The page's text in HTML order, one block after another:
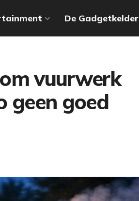
De Gadgetkelder
vuurwerk
geen goed